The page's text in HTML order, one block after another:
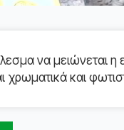
να μειώνεται η
χρωματικά και